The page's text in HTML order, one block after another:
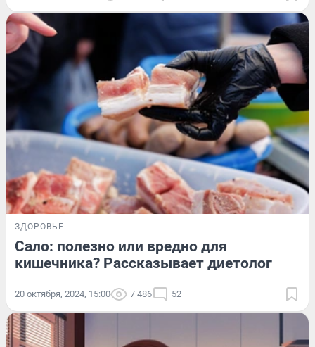
ЗДОРОВЬЕ
Сало: полезно или вредно для
кишечника? Рассказывает диетолог
20 октября, 2024, 15:00 7 486 52